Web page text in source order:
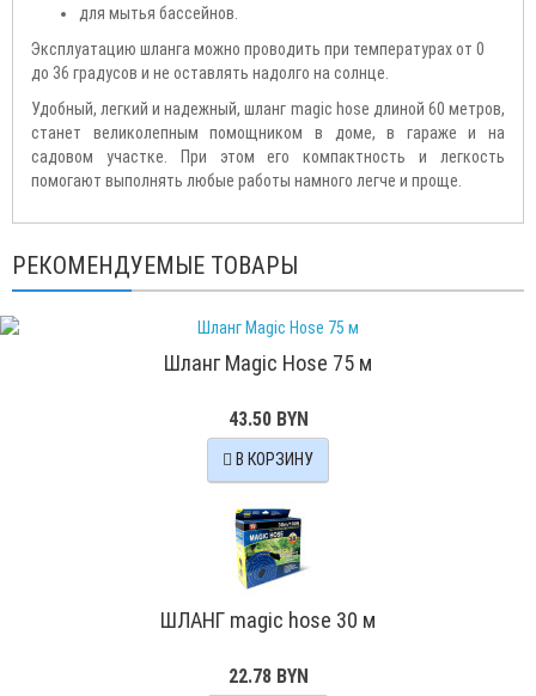
для мытья бассейнов.
Эксплуатацию шланга можно проводить при температурах от 0
до 36 градусов и не оставлять надолго на солнце.
Удобный, легкий и надежный, шланг magic hose длиной 60 метров,
станет великолепным помощником в доме, в гараже и на
садовом участке. При этом его компактность и легкость
помогают выполнять любые работы намного легче и проще.
РЕКОМЕНДУЕМЫЕ ТОВАРЫ
Шланг Magic Hose 75 м
43.50 BYN
В КОРЗИНУ
ШЛАНГ magic hose 30 м
22.78 BYN